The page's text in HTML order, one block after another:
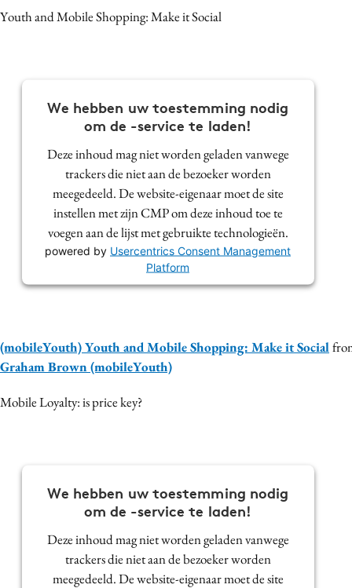
Youth and Mobile Shopping: Make it Social
We hebben uw toestemming nodig
om de -service te laden!
Deze inhoud mag niet worden geladen vanwege
trackers die niet aan de bezoeker worden
meegedeeld. De website-eigenaar moet de site
instellen met zijn CMP om deze inhoud toe te
voegen aan de lijst met gebruikte technologieën.
powered by Usercentrics Consent Management
Platform
(mobileYouth) Youth and Mobile Shopping: Make it Social
Graham Brown (mobileYouth)
Mobile Loyalty: is price key?
We hebben uw toestemming nodig
om de -service te laden!
Deze inhoud mag niet worden geladen vanwege
trackers die niet aan de bezoeker worden
meegedeeld. De website-eigenaar moet de site